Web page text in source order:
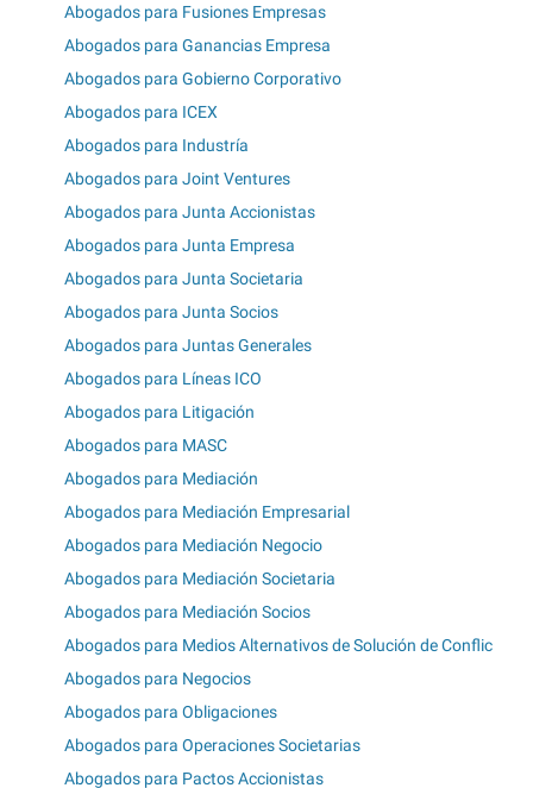
Abogados para Fusiones Empresas
Abogados para Ganancias Empresa
Abogados para Gobierno Corporativo
Abogados para ICEX
Abogados para Industría
Abogados para Joint Ventures
Abogados para Junta Accionistas
Abogados para Junta Empresa
Abogados para Junta Societaria
Abogados para Junta Socios
Abogados para Juntas Generales
Abogados para Líneas ICO
Abogados para Litigación
Abogados para MASC
Abogados para Mediación
Abogados para Mediación Empresarial
Abogados para Mediación Negocio
Abogados para Mediación Societaria
Abogados para Mediación Socios
Abogados para Medios Alternativos de Solución de Conflic
Abogados para Negocios
Abogados para Obligaciones
Abogados para Operaciones Societarias
Abogados para Pactos Accionistas